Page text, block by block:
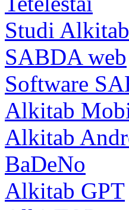
Studi
SABDA web
Software
Alkitab
Alkitab
BaDeNo
Alkitab GPT